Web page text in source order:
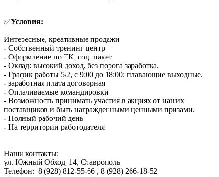
✅Условия:
Интересные, креативные продажи
- Собственный тренинг центр
- Оформление по ТК, соц. пакет
- Оклад: высокий доход, без порога заработка.
- График работы 5/2, с 9:00 до 18:00; плавающие выходные.
- заработная плата договорная
- Оплачиваемые командировки
- Возможность принимать участия в акциях от наших
поставщиков и быть награжденными ценными призами.
- Полный рабочий день
- На территории работодателя
Наши контакты:
ул. Южный Обход, 14, Ставрополь
Телефон: 8 (928) 812-55-66 , 8 (928) 266-18-52